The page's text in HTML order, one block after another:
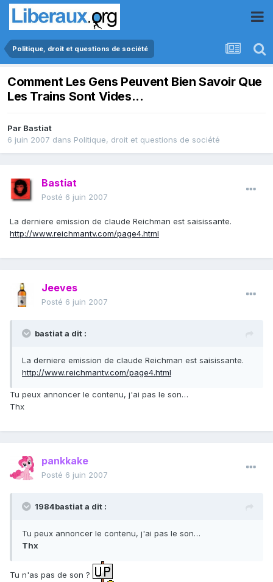
Politique, droit et questions de société
Comment Les Gens Peuvent Bien Savoir Que
Les Trains Sont Vides...
Par Bastiat
6 juin 2007 dans Politique, droit et questions de société
Bastiat
Posté 6 juin 2007
La derniere emission de claude Reichman est saisissante.
http://www.reichmantv.com/page4.html
Jeeves
Posté 6 juin 2007
bastiat a dit :
La derniere emission de claude Reichman est saisissante.
http://www.reichmantv.com/page4.html
Tu peux annoncer le contenu, j'ai pas le son…
Thx
pankkake
Posté 6 juin 2007
1984bastiat a dit :
Tu peux annoncer le contenu, j'ai pas le son…
Thx
Tu n'as pas de son ?